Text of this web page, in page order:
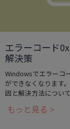
エラーコード
解決策
Windowsでエラーコ
ができなくなります
因と解決方法につい
もっと見る >